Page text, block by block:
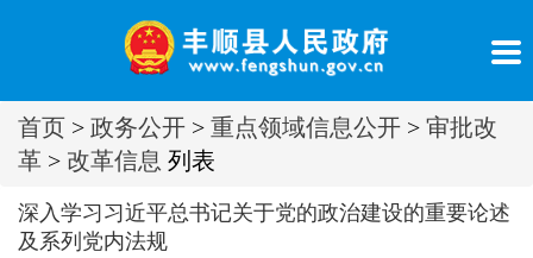
首页 > 政务公开 > 重点领域信息公开 > 审批改
革 > 改革信息 列表
深入学习习近平总书记关于党的政治建设的重要论述
及系列党内法规